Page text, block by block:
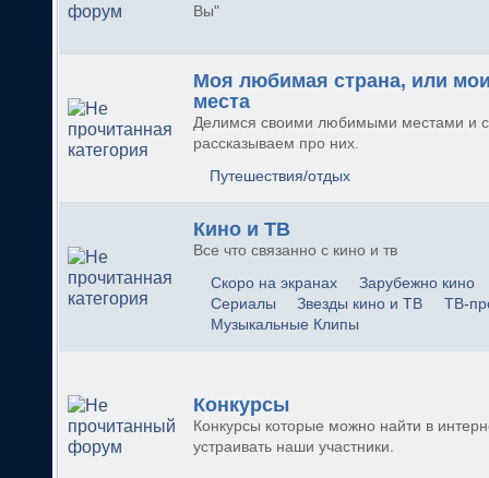
Вы"
Моя любимая страна, или
места
Делимся своими любимыми местами и
рассказываем про них.
Путешествия/отдых
Кино и ТВ
Все что связанно с кино и тв
Скоро на экранах
Зарубежно кино
Сериалы
Звезды кино и ТВ
ТВ-
Музыкальные Клипы
Конкурсы
Конкурсы которые можно найти в
устраивать наши участники.